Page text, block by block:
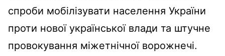
спроби мобілізувати населення України
проти нової української влади та штучне
провокування міжетнічної ворожнечі.